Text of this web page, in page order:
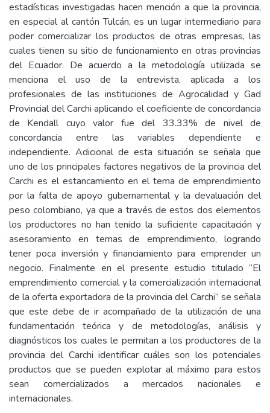
estadísticas investigadas hacen mención a que la provincia,
en especial al cantón Tulcán, es un lugar intermediario para
poder comercializar los productos de otras empresas, las
cuales tienen su sitio de funcionamiento en otras provincias
del Ecuador. De acuerdo a la metodología utilizada se
menciona el uso de la entrevista, aplicada a los
profesionales de las instituciones de Agrocalidad y Gad
Provincial del Carchi aplicando el coeficiente de concordancia
de Kendall cuyo valor fue del 33.33% de nivel de
concordancia entre las variables dependiente e
independiente. Adicional de esta situación se señala que
uno de los principales factores negativos de la provincia del
Carchi es el estancamiento en el tema de emprendimiento
por la falta de apoyo gubernamental y la devaluación del
peso colombiano, ya que a través de estos dos elementos
los productores no han tenido la suficiente capacitación y
asesoramiento en temas de emprendimiento, logrando
tener poca inversión y financiamiento para emprender un
negocio. Finalmente en el presente estudio titulado “El
emprendimiento comercial y la comercialización internacional
de la oferta exportadora de la provincia del Carchi” se señala
que este debe de ir acompañado de la utilización de una
fundamentación teórica y de metodologías, análisis y
diagnósticos los cuales le permitan a los productores de la
provincia del Carchi identificar cuáles son los potenciales
productos que se pueden explotar al máximo para estos
sean comercializados a mercados nacionales e
internacionales.